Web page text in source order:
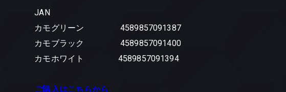
JAN
カモグリーン 4589857091387
カモブラック 4589857091400
カモホワイト 4589857091394
ご購入はこちらから